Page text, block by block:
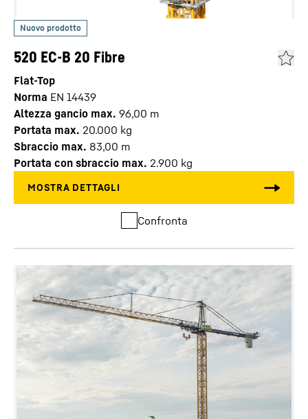
520 EC-B 20 Fibre
Flat-Top
Norma EN 14439
Altezza gancio max. 96,00 m
Portata max. 20.000 kg
Sbraccio max. 83,00 m
Portata con sbraccio max. 2.900 kg
Confronta